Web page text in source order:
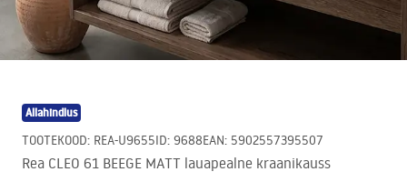
Allahindlus
TOOTEKOOD: REA-U9655ID: 9688EAN: 5902557395507
Rea CLEO 61 BEEGE MATT lauapealne kraanikauss